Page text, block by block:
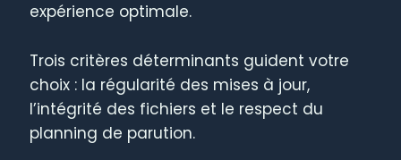
expérience optimale.
Trois critères déterminants guident votre
choix : la régularité des mises à jour,
l’intégrité des fichiers et le respect du
planning de parution.